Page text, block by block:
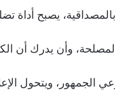
يصبح أداة
وأن يدرك أن
الجمهور، ويتحول